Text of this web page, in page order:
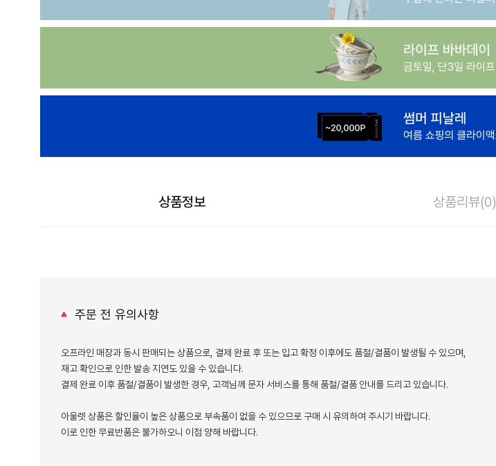
상품정보 상품리뷰(0)
주문 전 유의사항
오프라인 매장과 동시 판매되는 상품으로, 결제 완료 후 또는 입고 확정 이후에도 품절/결품이 발생될 수 있으며,
재고 확인으로 인한 발송 지연도 있을 수 있습니다.
결제 완료 이후 품절/결품이 발생한 경우, 고객님께 문자 서비스를 통해 품절/결품 안내를 드리고 있습니다.
아울렛 상품은 할인율이 높은 상품으로 부속품이 없을 수 있으므로 구매 시 유의하여 주시기 바랍니다.
이로 인한 무료반품은 불가하오니 이점 양해 바랍니다.